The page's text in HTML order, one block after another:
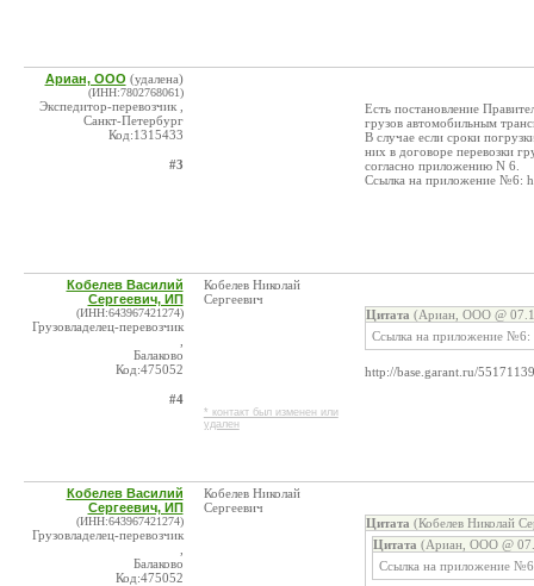
Ариан, ООО (удалена)
(ИНН:7802768061)
Экспедитор-перевозчик ,
Санкт-Петербург
Код:1315433
#3
Есть постановление
грузов автомобильным
В случае если сроки
них в договоре перевозки
согласно приложению N 6.
Ссылка на приложение №6:
Кобелев Василий
Сергеевич, ИП
(ИНН:643967421274)
Грузовладелец-перевозчик
Балаково
Код:475052
#4
Кобелев Николай
Сергеевич
* контакт был изменен или
удален
Цитата (Ариан, ООО @
Ссылка на приложение
http://base.garant.ru/
Кобелев Василий
Сергеевич, ИП
(ИНН:643967421274)
Грузовладелец-перевозчик
Балаково
Код:475052
Кобелев Николай
Сергеевич
Цитата (Кобелев Николай
Цитата (Ариан, ООО @
Ссылка на приложение